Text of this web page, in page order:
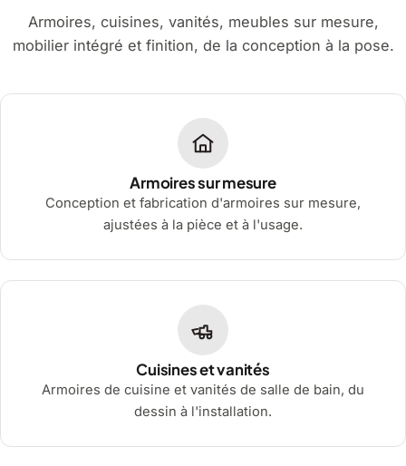
Armoires, cuisines, vanités, meubles sur mesure,
mobilier intégré et finition, de la conception à la pose.
Armoires sur mesure
Conception et fabrication d'armoires sur mesure,
ajustées à la pièce et à l'usage.
Cuisines et vanités
Armoires de cuisine et vanités de salle de bain, du
dessin à l'installation.